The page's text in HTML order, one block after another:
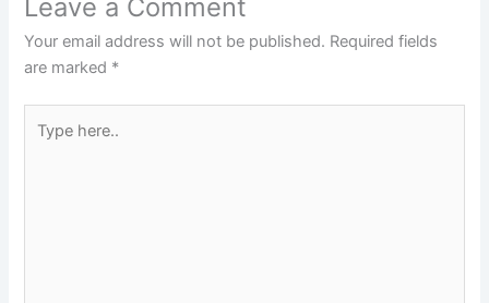
Leave a Comment
Your email address will not be published. Required fields
are marked *
here..